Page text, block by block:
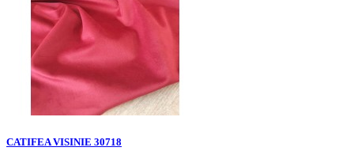
CATIFEA VISINIE 30718